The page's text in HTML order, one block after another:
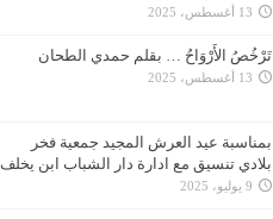
13 أغسطس، 2025
تَرْخُصُ الأَرْوَاحُ … بقلم حمدي الطحان
13 أغسطس، 2025
بمناسبة عيد العرش المجيد جمعية فخر
بلادي تنسيق مع ادارة دار الشباب ابن يخلف
9 يوليو، 2025